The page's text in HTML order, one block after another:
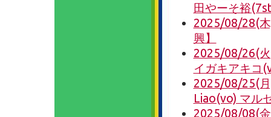
田やーそ裕
2025/08/28(
興】
2025/08/26(
イガキアキコ
2025/08/25(
Liao(vo) マル
2025/08/08(